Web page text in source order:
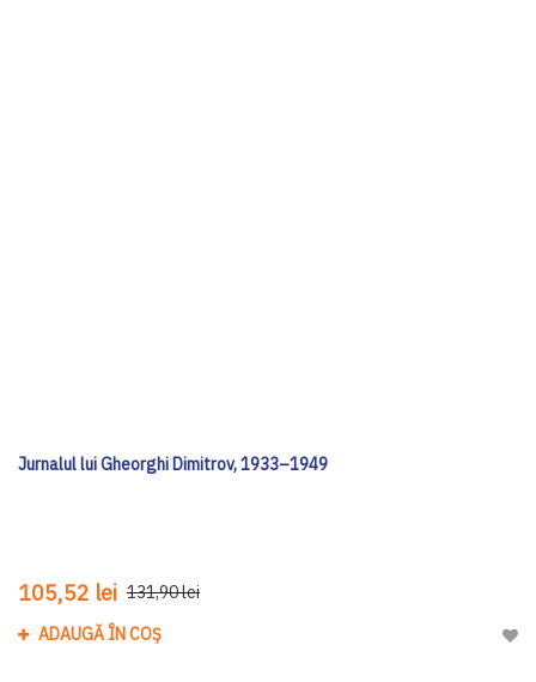
Jurnalul lui Gheorghi Dimitrov, 1933–1949
105,52 lei 131,90 lei
ADAUGĂ ÎN COȘ